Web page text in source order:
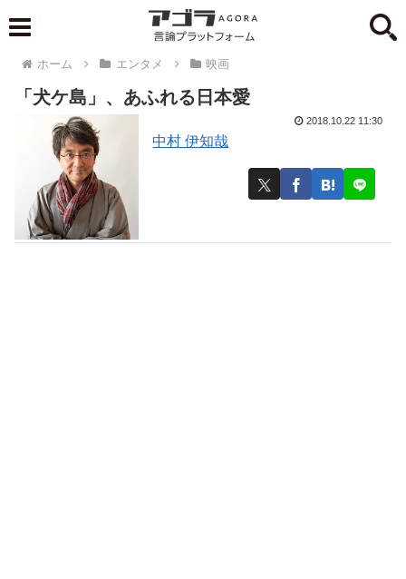
ホーム エンタメ 映画
「犬ケ島」、あふれる日本愛
中村 伊知哉
2018.10.22 11:30